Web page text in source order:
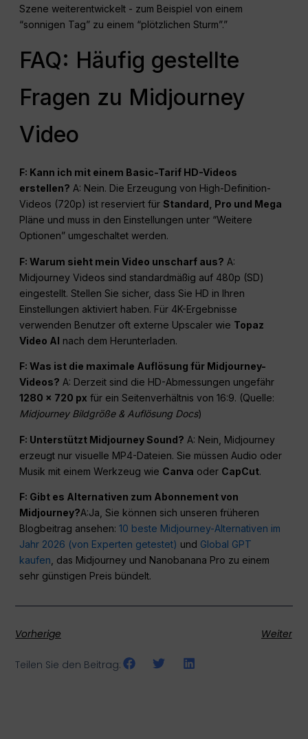
Szene weiterentwickelt - zum Beispiel von einem
“sonnigen Tag” zu einem “plötzlichen Sturm”.”
FAQ: Häufig gestellte
Fragen zu Midjourney
Video
F: Kann ich mit einem Basic-Tarif HD-Videos
erstellen? A: Nein. Die Erzeugung von High-Definition-
Videos (720p) ist reserviert fürStandard, Pro und Mega
Pläne und muss in den Einstellungen unter “Weitere
Optionen” umgeschaltet werden.
F: Warum sieht mein Video unscharf aus? A:
Midjourney Videos sind standardmäßig auf 480p (SD)
eingestellt. Stellen Sie sicher, dass Sie HD in Ihren
Einstellungen aktiviert haben. Für 4K-Ergebnisse
verwenden Benutzer oft externe Upscaler wie Topaz
Video AI nach dem Herunterladen.
F: Was ist die maximale Auflösung für Midjourney-
Videos? A: Derzeit sind die HD-Abmessungen ungefähr
1280 x 720 px für ein Seitenverhältnis von 16:9. (Quelle:
Midjourney Bildgröße & Auflösung Docs)
F: Unterstützt Midjourney Sound? A: Nein, Midjourney
erzeugt nur visuelle MP4-Dateien. Sie müssen Audio oder
Musik mit einem Werkzeug wie Canva oder CapCut.
F: Gibt es Alternativen zum Abonnement von
Midjourney?A:Ja, Sie können sich unseren früheren
Blogbeitrag ansehen: 10 beste Midjourney-Alternativen im
Jahr 2026 (von Experten getestet) und Global GPT
kaufen , das Midjourney und Nanobanana Pro zu einem
sehr günstigen Preis bündelt.
Vorherige Weiter
Teilen Sie den Beitrag: